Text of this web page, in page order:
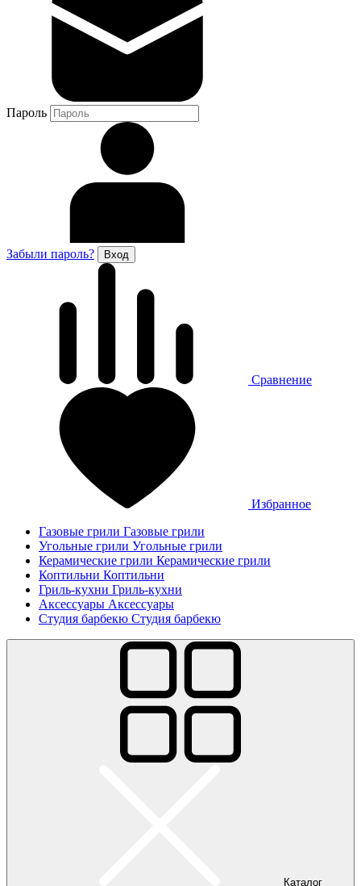
Пароль
Забыли пароль?
Сравнение
Избранное
Газовые грили Газовые грили
Угольные грили Угольные грили
Керамические грили Керамические грили
Коптильни Коптильни
Гриль-кухни Гриль-кухни
Аксессуары Аксессуары
Студия барбекю Студия барбекю
Каталог